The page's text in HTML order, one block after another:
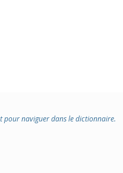
pour naviguer dans le dictionnaire.